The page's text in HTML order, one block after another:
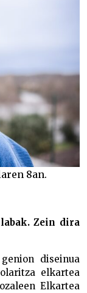
8an.
Zein dira
diseinua
elkartea
Elkartea